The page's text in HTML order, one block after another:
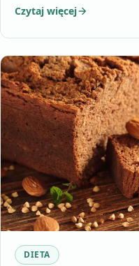
Czytaj więcej
DIETA